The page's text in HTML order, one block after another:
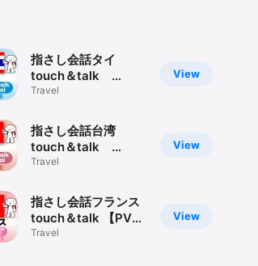
View
指さし会話タイ
touch＆talk
【PV】 LITE
Travel
View
指さし会話台湾
touch＆talk
【PV】 LITE
Travel
View
指さし会話フランス
touch＆talk 【PV】
LITE
Travel